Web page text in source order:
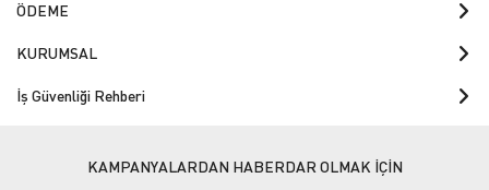
ÖDEME
KURUMSAL
İş Güvenliği Rehberi
KAMPANYALARDAN HABERDAR OLMAK İÇİN